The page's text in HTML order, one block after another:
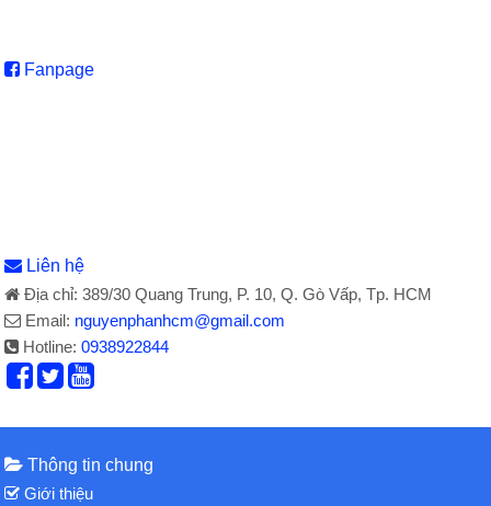
Fanpage
Liên hệ
Địa chỉ: 389/30 Quang Trung, P. 10, Q. Gò Vấp, Tp. HCM
Email: nguyenphanhcm@gmail.com
Hotline:0938922844
Thông tin chung
Giới thiệu